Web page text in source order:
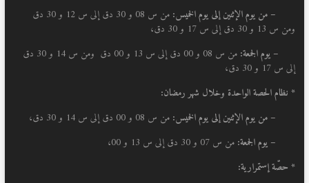
– من يوم الإثنين إلى يوم الخميس:
من س 08 و 30 دق إلى س 12 و 30 دق
ومن س 13 و 30 دق إلى س 17 و 30 دق،
– يوم الجمعة:
من س 08 و 00 دق إلى س 13 و 00 دق ومن س 14 و 30 دق
إلى س 17 و 30 دق،
* نظام الحصة الواحدة وخلال شهر رمضان:
– من يوم الإثنين إلى يوم الخميس: من س 08 و 00 دق إلى س 14 و 30 دق،
– يوم الجمعة: من س 07 و 30 دق إلى س 13 و 00،
* حصّة إستمرارية: